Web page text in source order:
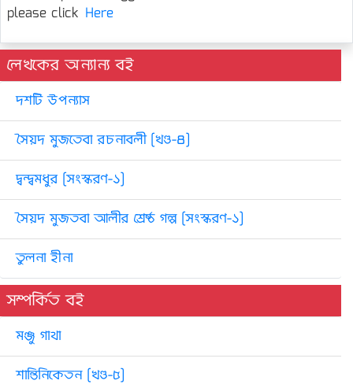
please click Here
লেখকের অন্যান্য বই
দশটি উপন্যাস
সৈয়দ মুজতেবা রচনাবলী [খণ্ড-৪]
দ্বন্দ্বমধুর [সংস্করণ-১]
সৈয়দ মুজতবা আলীর শ্রেষ্ঠ গল্প [সংস্করণ-১]
তুলনা হীনা
সম্পর্কিত বই
মঞ্জু গাথা
শান্তিনিকেতন [খণ্ড-৫]